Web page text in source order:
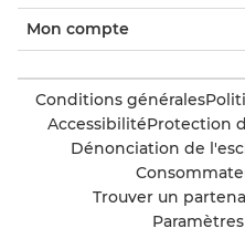
Mon compte
Conditions générales
AccessibilitéProtection
Dénonciation de
Trouver un